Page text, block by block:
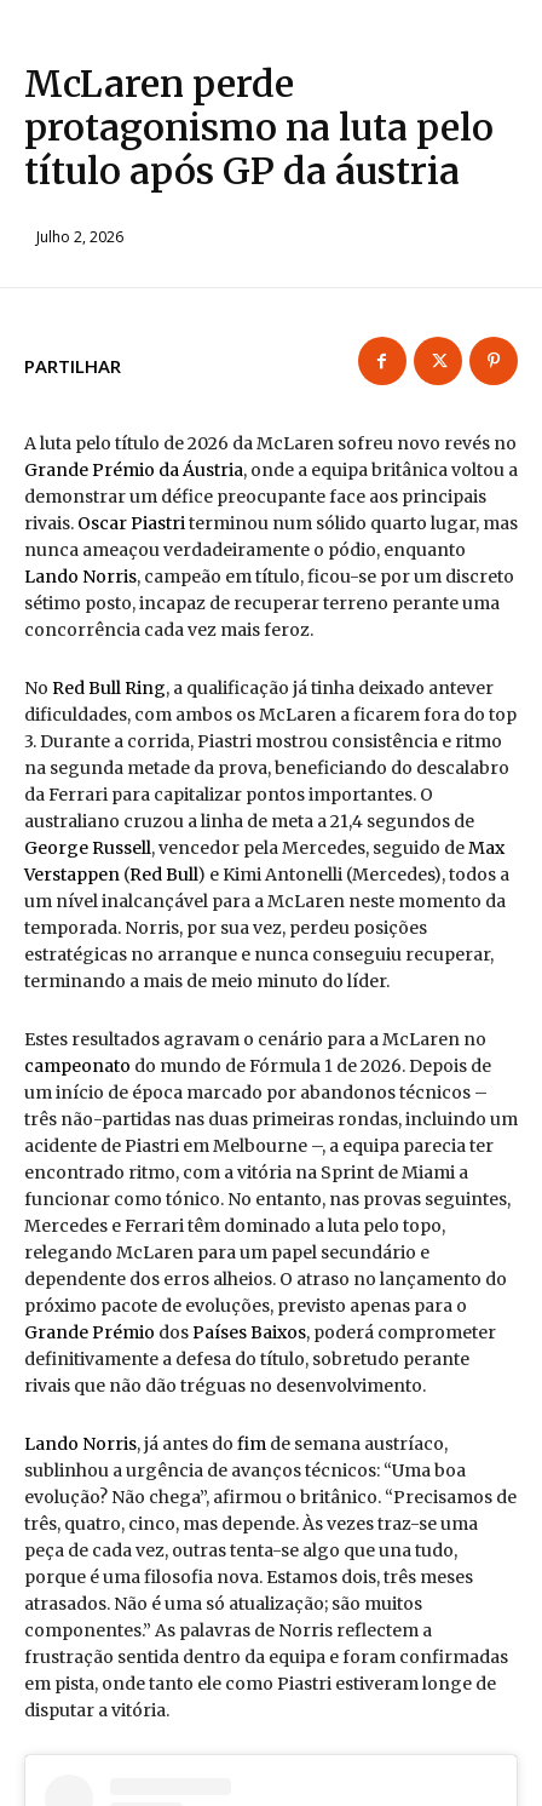
McLaren perde
protagonismo na luta pelo
título após GP da áustria
Julho 2, 2026
PARTILHAR
A luta pelo título de 2026 da McLaren sofreu novo revés no
Grande Prémio da Áustria, onde a equipa britânica voltou a
demonstrar um défice preocupante face aos principais
rivais. Oscar Piastriterminou num sólido quarto lugar, mas
nunca ameaçou verdadeiramente o pódio, enquanto
Lando Norris, campeão em título, ficou-se por um discreto
sétimo posto, incapaz de recuperar terreno perante uma
concorrência cada vez mais feroz.
No Red Bull Ring, a qualificação já tinha deixado antever
dificuldades, com ambos os McLaren a ficarem fora do top
3. Durante a corrida, Piastri mostrou consistência e ritmo
na segunda metade da prova, beneficiando do descalabro
da Ferrari para capitalizar pontos importantes. O
australiano cruzou a linha de meta a 21,4 segundos de
George Russell, vencedor pela Mercedes, seguido deMax
Verstappen (Red Bull) e Kimi Antonelli (Mercedes), todos a
um nível inalcançável para a McLaren neste momento da
temporada. Norris, por sua vez, perdeu posições
estratégicas no arranque e nunca conseguiu recuperar,
terminando a mais de meio minuto do líder.
Estes resultados agravam o cenário para a McLaren no
campeonato do mundo de Fórmula 1 de 2026. Depois de
um início de época marcado por abandonos técnicos –
três não-partidas nas duas primeiras rondas, incluindo um
acidente de Piastri em Melbourne –, a equipa parecia ter
encontrado ritmo, com a vitória na Sprint de Miami a
funcionar como tónico. No entanto, nas provas seguintes,
Mercedes e Ferrari têm dominado a luta pelo topo,
relegando McLaren para um papel secundário e
dependente dos erros alheios. O atraso no lançamento do
próximo pacote de evoluções, previsto apenas para o
Grande Prémio dosPaíses Baixos, poderá comprometer
definitivamente a defesa do título, sobretudo perante
rivais que não dão tréguas no desenvolvimento.
Lando Norris, já antes do fim de semana austríaco,
sublinhou a urgência de avanços técnicos: “Uma boa
evolução? Não chega”, afirmou o britânico. “Precisamos de
três, quatro, cinco, mas depende. Às vezes traz-se uma
peça de cada vez, outras tenta-se algo que una tudo,
porque é uma filosofia nova. Estamos dois, três meses
atrasados. Não é uma só atualização; são muitos
componentes.” As palavras de Norris reflectem a
frustração sentida dentro da equipa e foram confirmadas
em pista, onde tanto ele como Piastri estiveram longe de
disputar a vitória.